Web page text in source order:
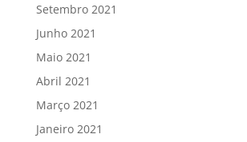
Setembro 2021
Junho 2021
Maio 2021
Abril 2021
Março 2021
Janeiro 2021